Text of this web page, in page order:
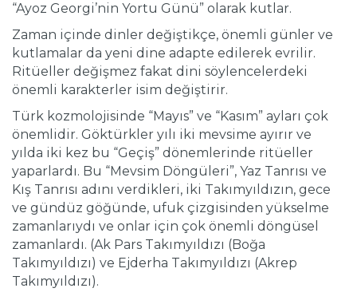
“Ayoz Georgi’nin Yortu Günü” olarak kutlar.
Zaman içinde dinler değiştikçe, önemli günler ve
kutlamalar da yeni dine adapte edilerek evrilir.
Ritüeller değişmez fakat dini söylencelerdeki
önemli karakterler isim değiştirir.
Türk kozmolojisinde “Mayıs” ve “Kasım” ayları çok
önemlidir. Göktürkler yılı iki mevsime ayırır ve
yılda iki kez bu “Geçiş” dönemlerinde ritüeller
yaparlardı. Bu “Mevsim Döngüleri”, Yaz Tanrısı ve
Kış Tanrısı adını verdikleri, iki Takımyıldızın, gece
ve gündüz göğünde, ufuk çizgisinden yükselme
zamanlarıydı ve onlar için çok önemli döngüsel
zamanlardı. (Ak Pars Takımyıldızı (Boğa
Takımyıldızı) ve Ejderha Takımyıldızı (Akrep
Takımyıldızı).